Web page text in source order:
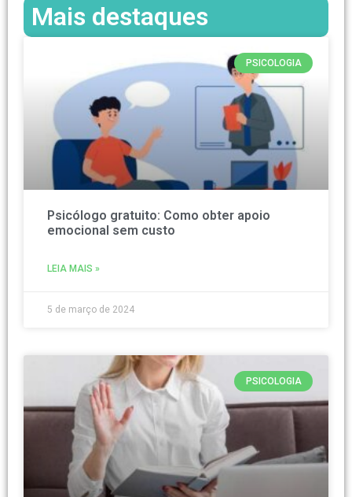
Mais destaques
PSICOLOGIA
Psicólogo gratuito: Como obter apoio
emocional sem custo
LEIA MAIS »
5 de março de 2024
PSICOLOGIA